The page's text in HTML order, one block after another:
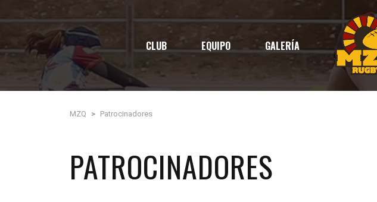
CLUB EQUIPO GALERÍA
MZQ > Patrocinadores
PATROCINADORES